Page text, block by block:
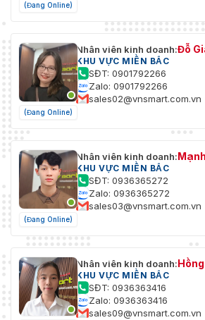
(Đang Online)
(Đang Online)
Nhân viên kinh doanh:Đỗ
KHU VỰC MIỀN BẮC
SĐT: 0901792266
Zalo: 0901792266
sales02@vnsmart.com.vn
(Đang Online)
Nhân viên kinh doanh:
KHU VỰC MIỀN BẮC
SĐT: 0936365272
Zalo: 0936365272
sales03@vnsmart.com.vn
Nhân viên kinh doanh:
KHU VỰC MIỀN BẮC
SĐT: 0936363416
Zalo: 0936363416
sales09@vnsmart.com.vn